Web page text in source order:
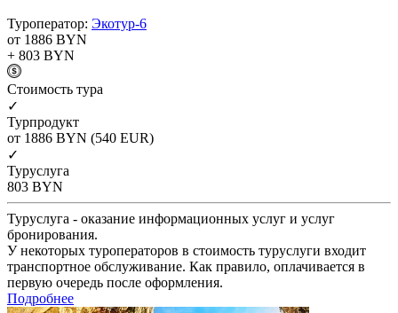
Туроператор: Экотур-6
от 1886 BYN
+ 803 BYN
Cтоимость тура
✓
Турпродукт
от 1886 BYN (540 EUR)
✓
Туруслуга
803 BYN
Туруслуга - оказание информационных услуг и услуг
бронирования.
У некоторых туроператоров в стоимость туруслуги входит
транспортное обслуживание. Как правило, оплачивается в
первую очередь после оформления.
Подробнее